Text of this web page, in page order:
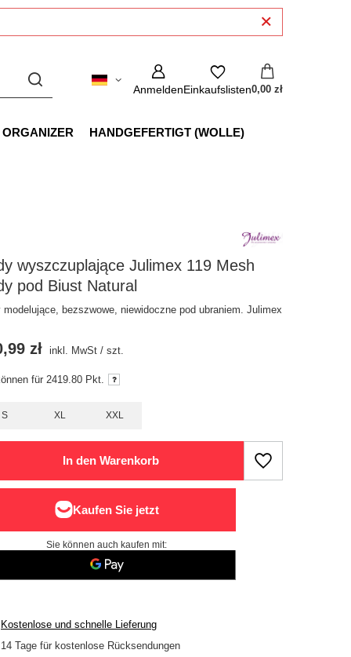
AnmeldenEinkaufslisten0,00 zł
HANDGEFERTIGT (WOLLE)
wyszczuplające Julimex 119 Mesh
pod Biust Natural
modelujące, bezszwowe, niewidoczne pod ubraniem. Julimex
S XL XXL
zł inkl. MwSt /szt.
für 2419.80 Pkt.
In den Warenkorb
Sie können auch kaufen mit:
Kostenlose und schnelle Lieferung
14 Tage für kostenlose Rücksendungen